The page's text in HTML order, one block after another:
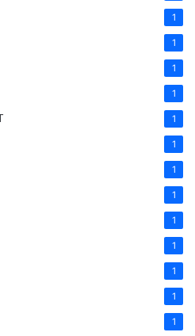
1
1
1
1
1
1
1
1
1
1
1
1
1